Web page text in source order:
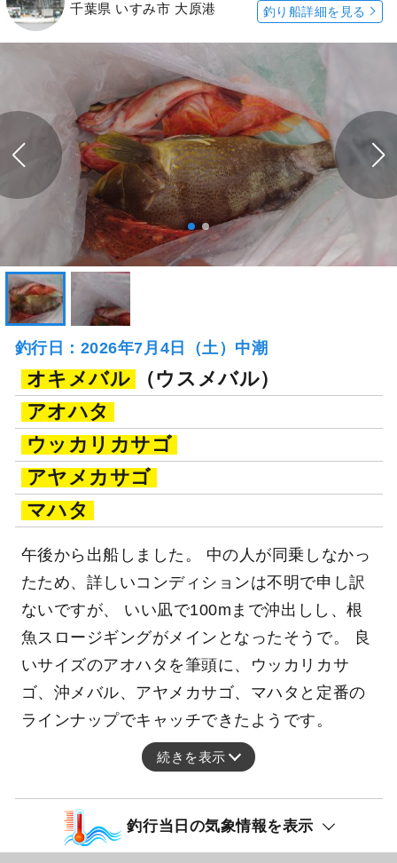
千葉県 いすみ市 大原港 釣り船詳細を見る
釣行日：2026年7月4日（土）中潮
オキメバル
（ウスメバル）
アオハタ
ウッカリカサゴ
アヤメカサゴ
マハタ
午後から出船しました。 中の人が同乗しなかっ
たため、詳しいコンディションは不明で申し訳
ないですが、 いい凪で100mまで沖出しし、根
魚スロージギングがメインとなったそうで。 良
いサイズのアオハタを筆頭に、ウッカリカサ
ゴ、沖メバル、アヤメカサゴ、マハタと定番の
ラインナップでキャッチできたようです。
続きを表示
釣行当日の気象情報を表示